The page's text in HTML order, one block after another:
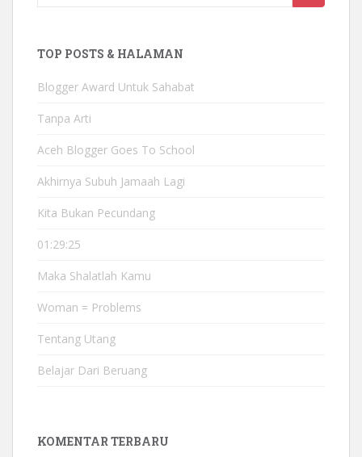
TOP POSTS & HALAMAN
Blogger Award Untuk Sahabat
Tanpa Arti
Aceh Blogger Goes To School
Akhirnya Subuh Jamaah Lagi
Kita Bukan Pecundang
01:29:25
Maka Shalatlah Kamu
Woman = Problems
Tentang Utang
Belajar Dari Beruang
KOMENTAR TERBARU